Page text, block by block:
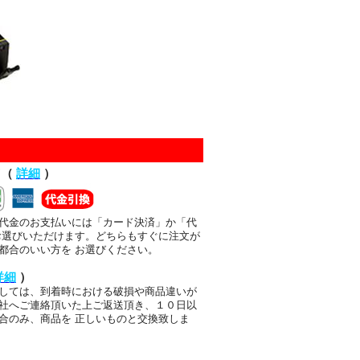
詳細 ）
金のお支払いには「カード決済」か「代
びいただけます。どちらもすぐに注文が
合のいい方を お選びください。
細 ）
ては、到着時における破損や商品違いが
へご連絡頂いた上ご返送頂き、１０日以
のみ、商品を 正しいものと交換致しま